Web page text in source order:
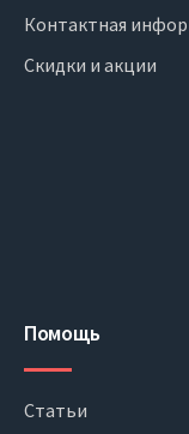
Контактная
Скидки и акции
Помощь
Статьи